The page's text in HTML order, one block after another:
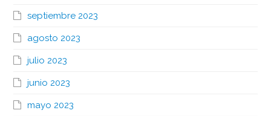
septiembre 2023
agosto 2023
julio 2023
junio 2023
mayo 2023